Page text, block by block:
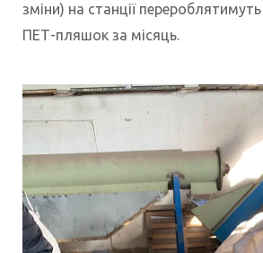
зміни) на станції
ПЕТ-пляшок за місяць.